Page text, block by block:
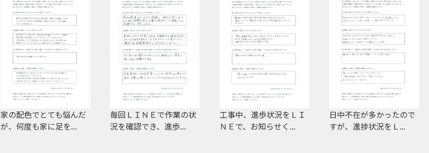
毎回ＬＩＮＥで作業の状
況を確認でき、進歩...
工事中、進歩状況をＬＩ
ＮＥで、お知らせく...
日中不在が多かったので
すが、進捗状況をＬ...
色を決める打合せで何度
も見本板を持ってき...